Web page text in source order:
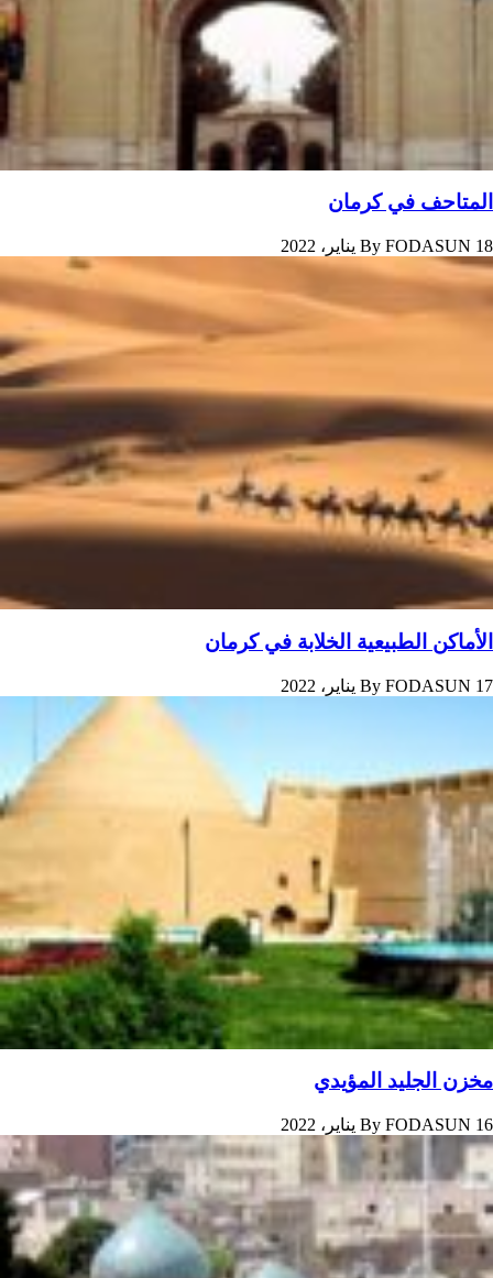
المتاحف في کرمان
By FODASUN 18 يناير، 2022
الأماکن الطبيعية الخلابة في کرمان
By FODASUN 17 يناير، 2022
مخزن الجليد المؤيدي
By FODASUN 16 يناير، 2022